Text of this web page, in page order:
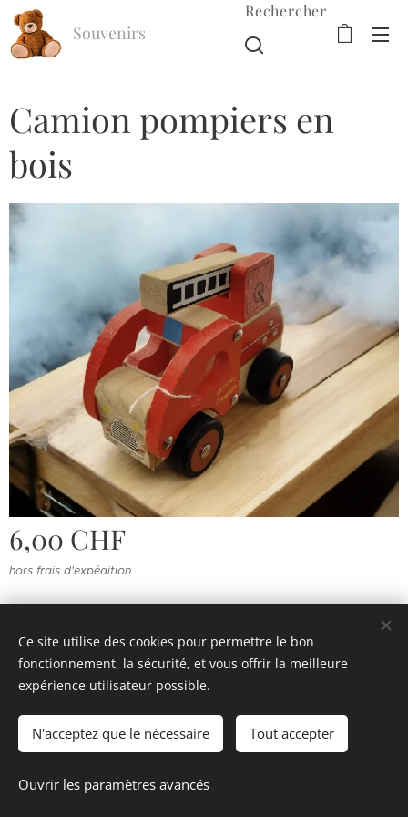
Souvenirs
Rechercher
Camion pompiers en
bois
6,00 CHF
hors frais d'expédition
Épuisé
Ce site utilise des cookies pour permettre le bon
fonctionnement, la sécurité, et vous offrir la meilleure
expérience utilisateur possible.
N'acceptez que le nécessaire Tout accepter
Ouvrir les paramètres avancés